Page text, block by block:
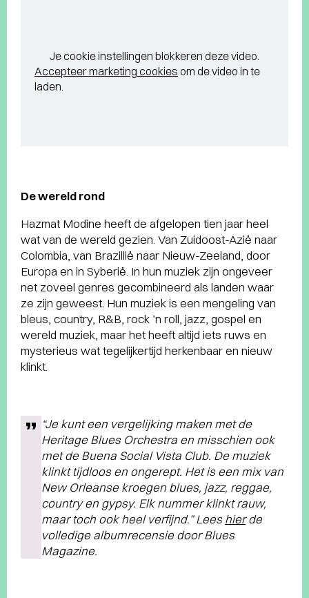
Je cookie instellingen blokkeren deze video.
Accepteer marketing cookies om de video in te
laden.
De wereld rond
Hazmat Modine heeft de afgelopen tien jaar heel
wat van de wereld gezien. Van Zuidoost-Azië naar
Colombia, van Brazillië naar Nieuw-Zeeland, door
Europa en in Syberië. In hun muziek zijn ongeveer
net zoveel genres gecombineerd als landen waar
ze zijn geweest. Hun muziek is een mengeling van
bleus, country, R&B, rock ’n roll, jazz, gospel en
wereld muziek, maar het heeft altijd iets ruws en
mysterieus wat tegelijkertijd herkenbaar en nieuw
klinkt.
“Je kunt een vergelijking maken met de
Heritage Blues Orchestra en misschien ook
met de Buena Social Vista Club. De muziek
klinkt tijdloos en ongerept. Het is een mix van
New Orleanse kroegen blues, jazz, reggae,
country en gypsy. Elk nummer klinkt rauw,
maar toch ook heel verfijnd.” Lees hierde
volledige albumrecensie door Blues
Magazine.